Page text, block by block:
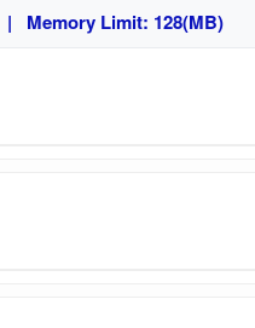
Memory Limit: 128(MB)